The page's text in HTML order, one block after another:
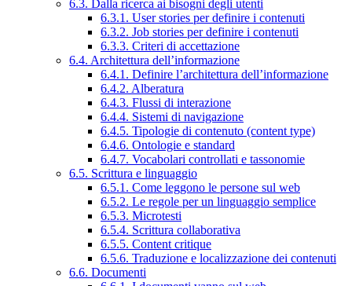
6.3. Dalla ricerca ai bisogni degli utenti
6.3.1. User stories per definire i contenuti
6.3.2. Job stories per definire i contenuti
6.3.3. Criteri di accettazione
6.4. Architettura dell’informazione
6.4.1. Definire l’architettura dell’informazione
6.4.2. Alberatura
6.4.3. Flussi di interazione
6.4.4. Sistemi di navigazione
6.4.5. Tipologie di contenuto (content type)
6.4.6. Ontologie e standard
6.4.7. Vocabolari controllati e tassonomie
6.5. Scrittura e linguaggio
6.5.1. Come leggono le persone sul web
6.5.2. Le regole per un linguaggio semplice
6.5.3. Microtesti
6.5.4. Scrittura collaborativa
6.5.5. Content critique
6.5.6. Traduzione e localizzazione dei contenuti
6.6. Documenti